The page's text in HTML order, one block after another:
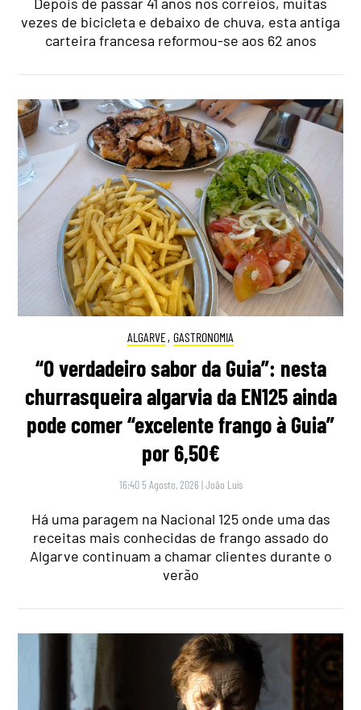
vezes de bicicleta e debaixo de chuva, esta antiga
carteira francesa reformou-se aos 62 anos
ALGARVE, GASTRONOMIA
“O verdadeiro sabor da Guia”: nesta
churrasqueira algarvia da EN125 ainda
pode comer “excelente frango à Guia”
por 6,50€
16:40 5 Agosto, 2026 |João Luís
Há uma paragem na Nacional 125 onde uma das
receitas mais conhecidas de frango assado do
Algarve continuam a chamar clientes durante o
verão